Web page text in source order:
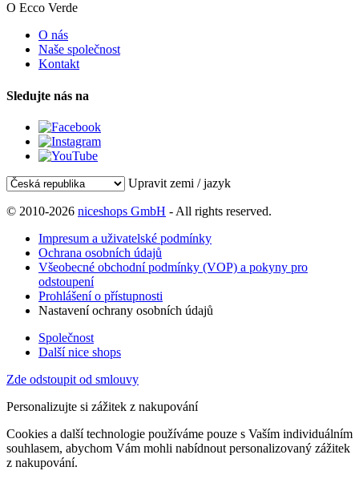
O Ecco Verde
O nás
Naše společnost
Kontakt
Sledujte nás na
Upravit zemi / jazyk
© 2010-2026 niceshops GmbH - All rights reserved.
Impresum a uživatelské podmínky
Ochrana osobních údajů
Všeobecné obchodní podmínky (VOP) a pokyny pro
odstoupení
Prohlášení o přístupnosti
Nastavení ochrany osobních údajů
Společnost
Další nice shops
Zde odstoupit od smlouvy
Personalizujte si zážitek z nakupování
Cookies a další technologie používáme pouze s Vaším individuálním
souhlasem, abychom Vám mohli nabídnout personalizovaný zážitek
z nakupování.